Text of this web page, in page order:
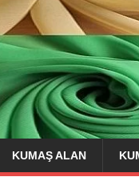
KUMAŞ ALAN